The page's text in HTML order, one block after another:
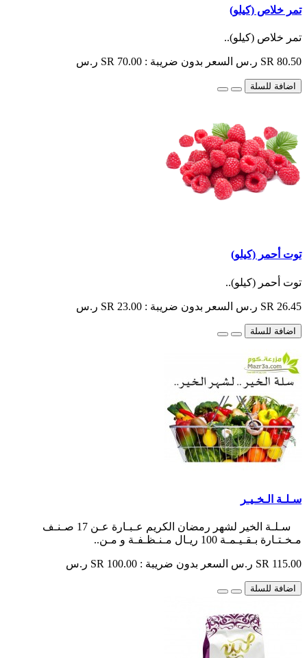
تمر خلاص (كيلو)
تمر خلاص (كيلو)..
SR 80.50 ر.س السعر بدون ضريبة : SR 70.00 ر.س
اضافة للسلة
توت أحمر (كيلو)
توت أحمر (كيلو)..
SR 26.45 ر.س السعر بدون ضريبة : SR 23.00 ر.س
اضافة للسلة
سـلـة الـخـيـر
سـلـة الخير لشهر رمضان الكريم عـبـارة عـن 17 صـنـف
مـخـتـارة بـقـيـمـة 100 ريـال مـنـظـفـة و مـن..
SR 115.00 ر.س السعر بدون ضريبة : SR 100.00 ر.س
اضافة للسلة